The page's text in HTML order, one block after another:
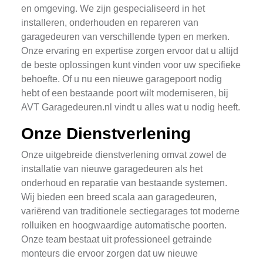
en omgeving. We zijn gespecialiseerd in het
installeren, onderhouden en repareren van
garagedeuren van verschillende typen en merken.
Onze ervaring en expertise zorgen ervoor dat u altijd
de beste oplossingen kunt vinden voor uw specifieke
behoefte. Of u nu een nieuwe garagepoort nodig
hebt of een bestaande poort wilt moderniseren, bij
AVT Garagedeuren.nl vindt u alles wat u nodig heeft.
Onze Dienstverlening
Onze uitgebreide dienstverlening omvat zowel de
installatie van nieuwe garagedeuren als het
onderhoud en reparatie van bestaande systemen.
Wij bieden een breed scala aan garagedeuren,
variërend van traditionele sectiegarages tot moderne
rolluiken en hoogwaardige automatische poorten.
Onze team bestaat uit professioneel getrainde
monteurs die ervoor zorgen dat uw nieuwe